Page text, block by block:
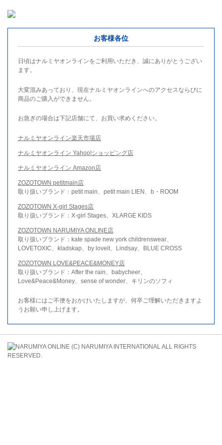
お客様各位
日頃はナルミヤオンラインをご利用いただき、誠にありがとうござい
ます。
大変混みあっており、現在ナルミヤオンラインへのアクセスならびに
商品のご購入ができません。
お急ぎの場合は下記店舗にて、お買い求めください。
ナルミヤオンライン楽天市場店
ナルミヤオンライン Yahoo!ショッピング店
ナルミヤオンライン Amazon店
ZOZOTOWN petitmain店
取り扱いブランド：petit main、petit main LIEN、b・ROOM
ZOZOTOWN X-girl Stages店
取り扱いブランド：X-girl Stages、XLARGE KIDS
ZOZOTOWN NARUMIYA ONLINE店
取り扱いブランド：kate spade new york childrenswear、
LOVETOXIC、kladskap、by loveit、Lindsay、BLUE CROSS
ZOZOTOWN LOVE&PEACE&MONEY店
取り扱いブランド：After the rain、babycheer、
Love&Peace&Money、sense of wonder、キリンのソフィ
お客様にはご不便をおかけいたしますが、何卒ご理解いただきますよ
うお願い申し上げます。